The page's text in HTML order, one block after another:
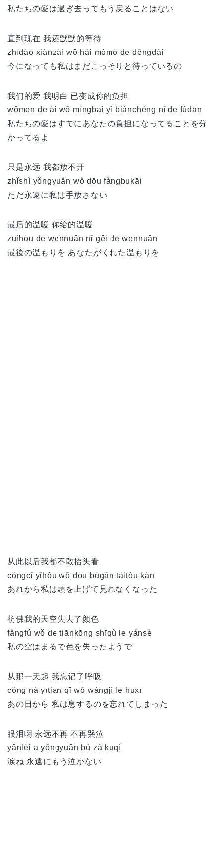
私たちの愛は過ぎ去ってもう戻ることはない
直到现在 我还默默的等待
zhídào xiànzài wǒ hái mòmò de děngdài
今になっても私はまだこっそりと待っているの
我们的爱 我明白 已变成你的负担
wǒmen de ài wǒ míngbai yǐ biànchéng nǐ de fùdān
私たちの愛はすでにあなたの負担になってることを分
かってるよ
只是永远 我都放不开
zhǐshì yǒngyuǎn wǒ dōu fàngbukāi
ただ永遠に私は手放さない
最后的温暖 你给的温暖
zuìhòu de wēnnuǎn nǐ gěi de wēnnuǎn
最後の温もりを あなたがくれた温もりを
从此以后我都不敢抬头看
cóngcǐ yǐhòu wǒ dōu bùgǎn táitóu kàn
あれから私は頭を上げて見れなくなった
彷佛我的天空失去了颜色
fǎngfú wǒ de tiānkōng shīqù le yánsè
私の空はまるで色を失ったようで
从那一天起 我忘记了呼吸
cóng nà yītiān qǐ wǒ wàngjì le hūxī
あの日から 私は息するのを忘れてしまった
眼泪啊 永远不再 不再哭泣
yǎnlèi a yǒngyuǎn bú zà kūqì
涙ね 永遠にもう泣かない